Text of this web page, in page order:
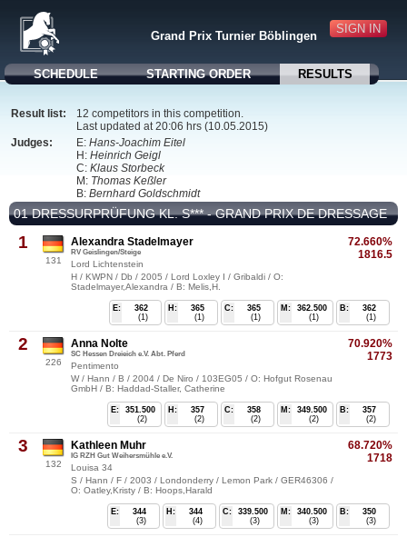
SIGN IN
Grand Prix Turnier Böblingen
SCHEDULE STARTING ORDER RESULTS
Result list:
12 competitors in this competition.
Last updated at 20:06 hrs (10.05.2015)
Judges:
E: Hans-Joachim Eitel
H: Heinrich Geigl
C: Klaus Storbeck
M: Thomas Keßler
B: Bernhard Goldschmidt
01 DRESSURPRÜFUNG KL. S*** - GRAND PRIX DE DRESSAGE
1
131
72.660%
1816.5
Alexandra Stadelmayer
RV Geislingen/Steige
Lord Lichtenstein
H / KWPN / Db / 2005 / Lord Loxley I / Gribaldi / O:
Stadelmayer,Alexandra / B: Melis,H.
B:
362
(1)
M:
362.500
(1)
C:
365
(1)
H:
365
(1)
E:
362
(1)
2
226
70.920%
1773
Anna Nolte
SC Hessen Dreieich e.V. Abt. Pferd
Pentimento
W / Hann / B / 2004 / De Niro / 103EG05 / O: Hofgut Rosenau
GmbH / B: Haddad-Staller, Catherine
B:
357
(2)
M:
349.500
(2)
C:
358
(2)
H:
357
(2)
E:
351.500
(2)
3
132
68.720%
1718
Kathleen Muhr
IG RZH Gut Weihersmühle e.V.
Louisa 34
S / Hann / F / 2003 / Londonderry / Lemon Park / GER46306 /
O: Oatley,Kristy / B: Hoops,Harald
B:
350
(3)
M:
340.500
(3)
C:
339.500
(3)
H:
344
(4)
E:
344
(3)